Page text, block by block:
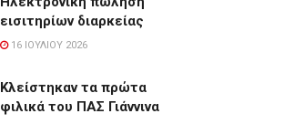
εισιτηρίων διαρκείας
16 ΙΟΥΛΊΟΥ 2026
Κλείστηκαν τα πρώτα
φιλικά του ΠΑΣ Γιάννινα